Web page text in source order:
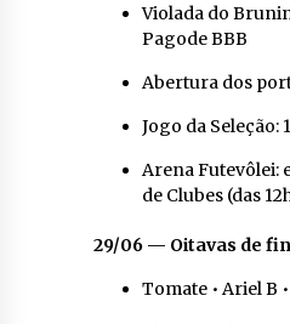
Violada do
Pagode BBB
Abertura dos
Jogo da Seleção:
Arena Futevôlei:
de Clubes (das
29/06 — Oitavas de
Tomate • Ariel B